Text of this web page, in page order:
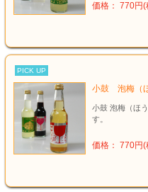
価格： 770円(
PICK UP
小鼓 泡梅（
小鼓 泡梅（ほ
す。
価格： 770円(